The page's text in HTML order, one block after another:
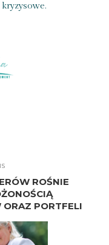
ROŚNIE
ORAZ PORTFELI